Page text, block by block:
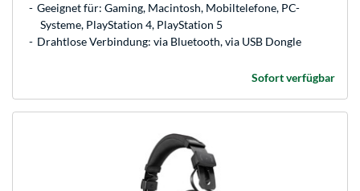
Geeignet für: Gaming, Macintosh, Mobiltelefone, PC-
Systeme, PlayStation 4, PlayStation 5
Drahtlose Verbindung: via Bluetooth, via USB Dongle
Sofort verfügbar